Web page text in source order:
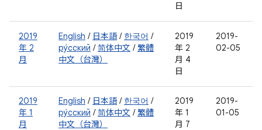
日
2019
年 2
月
English / 日本語/ 한국어 /
ру́сский /简体中文 / 繁體
中文（台灣）
2019
年 2
月 4
日
2019-
02-05
2019
年 1
月
English / 日本語/ 한국어 /
ру́сский /简体中文 / 繁體
中文（台灣）
2019
年 1
月 7
2019-
01-05